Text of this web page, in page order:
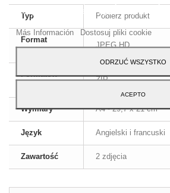
Typ Pobierz produkt
Format
obrazu
JPEG HD
Formatów
ZIP
Wymiary A4 - 29,7 x 21 cm
Język Angielski i francuski
Zawartość 2 zdjęcia
nawigacja. Aby wyrazi? zgod? na jego
Akceptuj.
Más Información
Dostosuj pliki cookie
ODRZUĆ WSZYSTKO
ACEPTO